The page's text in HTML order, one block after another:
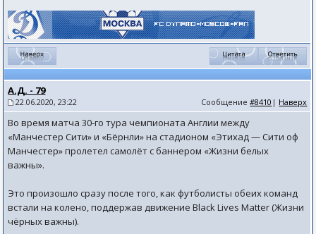
А.Д. - 79
22.06.2020, 23:22 Сообщение#8410 | Наверх
Во время матча 30-го тура чемпионата Англии между
«Манчестер Сити» и «Бёрнли» на стадионом «Этихад — Сити оф
Манчестер» пролетел самолёт с баннером «Жизни белых
важны».
Это произошло сразу после того, как футболисты обеих команд
встали на колено, поддержав движение Black Lives Matter (Жизни
чёрных важны).